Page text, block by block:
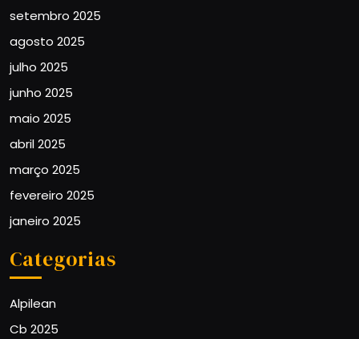
setembro 2025
agosto 2025
julho 2025
junho 2025
maio 2025
abril 2025
março 2025
fevereiro 2025
janeiro 2025
Categorias
Alpilean
Cb 2025